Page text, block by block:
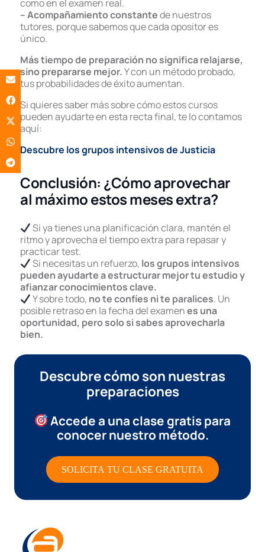
como en el examen real.
– Acompañamiento constantede nuestros
tutores, porque sabemos que cada opositor es
único.
Más tiempo de preparación no significa relajarse,
sino prepararse mejor.Y con un método probado,
tus probabilidades de éxito aumentan.
Si quieres saber más sobre cómo estos cursos
pueden ayudarte en esta recta final, te lo contamos
aquí:
Descubre los grupos intensivos de Justicia
Conclusión: ¿Cómo aprovechar
al máximo estos meses extra?
Si ya tienes una planificación clara, mantén el
ritmo y aprovecha el tiempo extra para repasar y
practicar test.
Si necesitas un refuerzo, los grupos intensivos
pueden ayudarte a estructurar mejor tu estudio y
afianzar conocimientos clave.
Y sobre todo, no te confíes ni te paralices. Un
posible retraso en la fecha del examenes una
oportunidad, pero solo si sabes aprovecharla
bien.
Descubre cómo son nuestras
preparaciones
Accede a una clase gratispara
conocer nuestro método.
SOLICITA TU CLASE GRATUITA